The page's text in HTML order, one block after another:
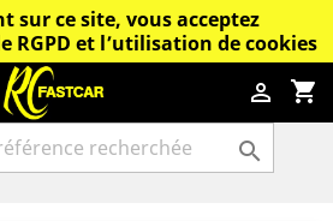
sur ce site, vous acceptez
et l’utilisation de cookies
shopping_cart

